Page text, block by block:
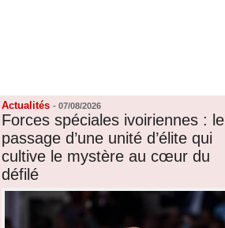
Actualités - 07/08/2026
Forces spéciales ivoiriennes : le
passage d’une unité d’élite qui
cultive le mystère au cœur du
défilé